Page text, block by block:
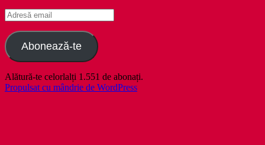
Adresă
email
Abonează-te
Alătură-te celorlalți 1.551 de abonați.
Propulsat cu mândrie de WordPress